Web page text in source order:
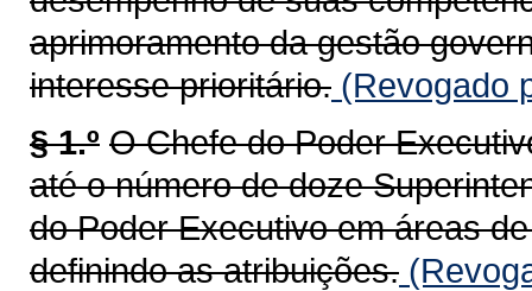
aprimoramento da gestão
interesse prioritário. (Revogado
§ 1.º O Chefe do Poder
até o número de doze
do Poder Executivo em áreas
definindo as atribuições.